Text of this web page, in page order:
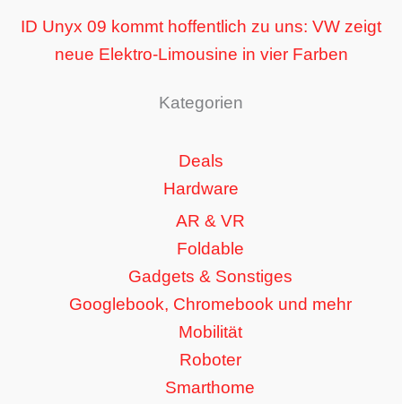
ID Unyx 09 kommt hoffentlich zu uns: VW zeigt
neue Elektro-Limousine in vier Farben
Kategorien
Deals
Hardware
AR & VR
Foldable
Gadgets & Sonstiges
Googlebook, Chromebook und mehr
Mobilität
Roboter
Smarthome